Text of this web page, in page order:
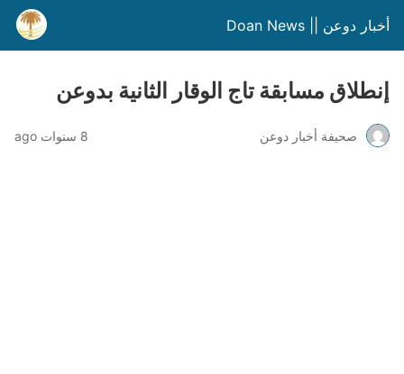
أخبار دوعن || Doan News
إنطلاق مسابقة تاج الوقار الثانية بدوعن
صحيفة أخبار دوعن 8 سنوات ago